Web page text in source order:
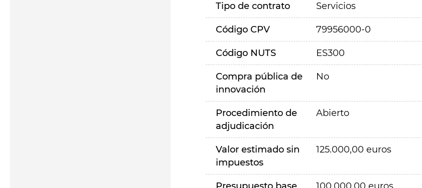
Tipo de contrato Servicios
Código CPV 79956000-0
Código NUTS ES300
Compra pública de
innovación
No
Procedimiento de
adjudicación
Abierto
Valor estimado sin
impuestos
125.000,00 euros